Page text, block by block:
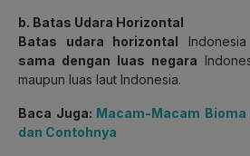
b. Batas Udara Horizontal
Batas udara horizontal Indonesia
sama dengan luas negara
maupun luas laut Indonesia.
Baca Juga: Macam-Macam
dan Contohnya